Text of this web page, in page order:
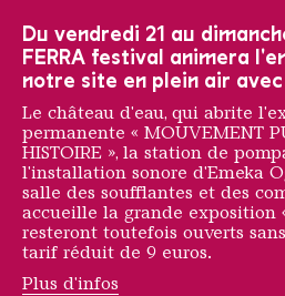
Du vendredi 21 au
FERRA festival animera
notre site en plein air
Le château d'eau, qui abrite
permanente « MOUVEMENT
HISTOIRE », la station de
l'installation sonore d'Emeka
salle des soufflantes et des
accueille la grande exposition
resteront toutefois ouverts
tarif réduit de 9 euros.
Plus d'infos